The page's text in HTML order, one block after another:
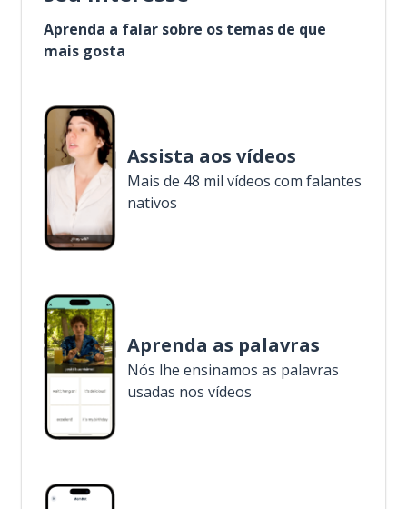
Aprenda a falar sobre os temas de que
mais gosta
Assista aos vídeos
Mais de 48 mil vídeos com falantes
nativos
Aprenda as palavras
Nós lhe ensinamos as palavras
usadas nos vídeos